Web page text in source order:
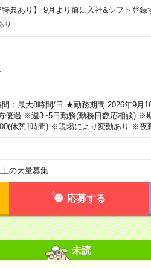
特典あり】 9月より前に入社&シフト登録
り
：最大8時間/日 ★勤務期間 2026年9月
優遇 ※週3~5日勤務(勤務日数応相談)
休憩1時間) ※現場により変動あり ※夜
の大量募集
応募する
未読